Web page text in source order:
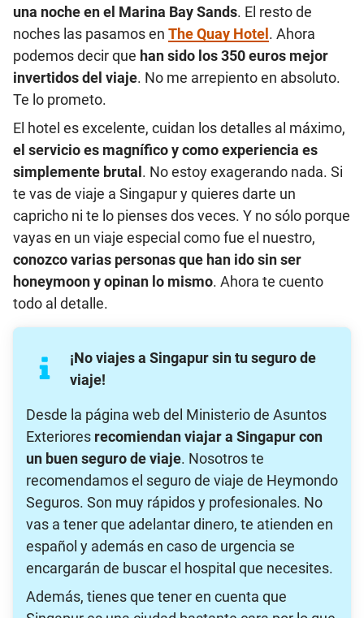
una noche en el Marina Bay Sands. El resto de
noches las pasamos en The Quay Hotel . Ahora
podemos decir que han sido los 350 euros mejor
invertidos del viaje. No me arrepiento en absoluto.
Te lo prometo.
El hotel es excelente, cuidan los detalles al máximo,
el servicio es magnífico y como experiencia es
simplemente brutal . No estoy exagerando nada. Si
te vas de viaje a Singapur y quieres darte un
capricho ni te lo pienses dos veces. Y no sólo porque
vayas en un viaje especial como fue el nuestro,
conozco varias personas que han ido sin ser
honeymoon y opinan lo mismo. Ahora te cuento
todo al detalle.
¡No viajes a Singapur sin tu seguro de
viaje!
Desde la página web del Ministerio de Asuntos
Exteriores recomiendan viajar a Singapur con
un buen seguro de viaje. Nosotros te
recomendamos el seguro de viaje de Heymondo
Seguros. Son muy rápidos y profesionales. No
vas a tener que adelantar dinero, te atienden en
español y además en caso de urgencia se
encargarán de buscar el hospital que necesites.
Además, tienes que tener en cuenta que